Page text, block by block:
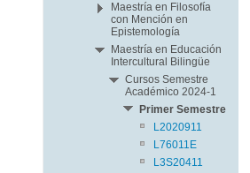
Maestría en Filosofía
con Mención en
Epistemología
Maestría en Educación
Intercultural Bilingüe
Cursos Semestre
Académico 2024-1
Primer Semestre
L2020911
L76011E
L3S20411